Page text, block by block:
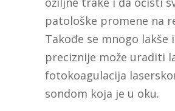
patološke promene na
Takođe se mnogo lakše i
preciznije može uraditi
fotokoagulacija
sondom koja je u oku.